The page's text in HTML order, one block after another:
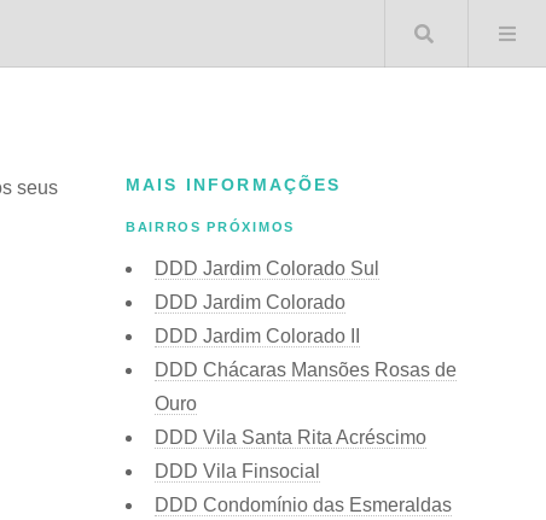
Buscar
seus
MAIS INFORMAÇÕES
BAIRROS PRÓXIMOS
DDD Jardim Colorado Sul
DDD Jardim Colorado
DDD Jardim Colorado II
DDD Chácaras Mansões Rosas de
Ouro
DDD Vila Santa Rita Acréscimo
DDD Vila Finsocial
DDD Condomínio das Esmeraldas